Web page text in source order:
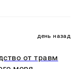
день назад
от травм